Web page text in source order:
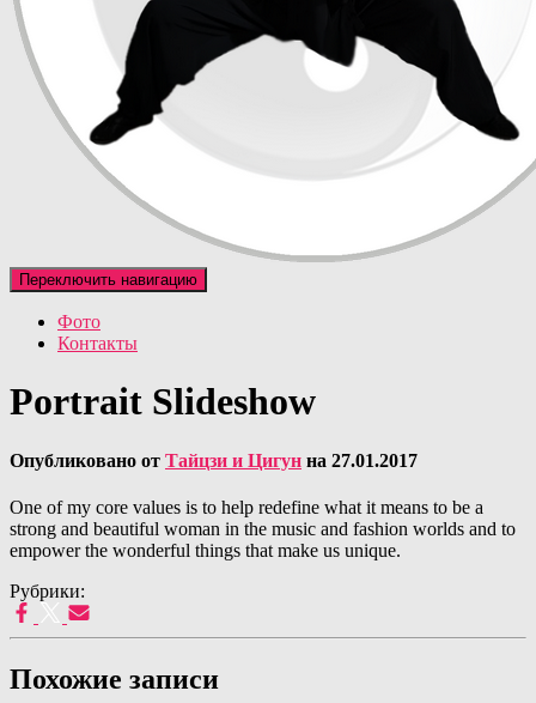
Переключить навигацию
Фото
Контакты
Portrait Slideshow
Опубликовано от Тайцзи и Цигун на 27.01.2017
One of my core values is to help redefine what it means to be a
strong and beautiful woman in the music and fashion worlds and to
empower the wonderful things that make us unique.
Рубрики:
Похожие записи